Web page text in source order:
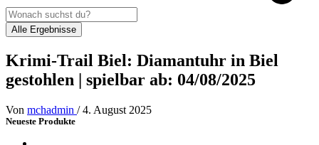
Alle Ergebnisse
Krimi-Trail Biel: Diamantuhr in Biel
gestohlen | spielbar ab: 04/08/2025
Von mchadmin /4. August 2025
Neueste Produkte